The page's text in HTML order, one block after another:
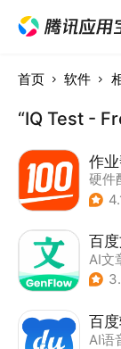
首页 软件
“IQ Test -
作
硬件
百
AI文
百
AI语